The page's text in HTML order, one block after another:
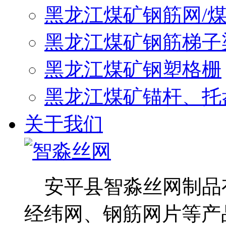
黑龙江煤矿钢筋网/
黑龙江煤矿钢筋梯
黑龙江煤矿钢塑格栅
黑龙江煤矿锚杆、托
关于我们
安平县智淼丝网制品
经纬网、钢筋网片等